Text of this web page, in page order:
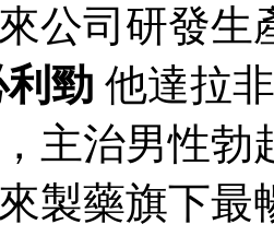
公司研發生
利勁 他達拉
主治男性
製藥旗下最